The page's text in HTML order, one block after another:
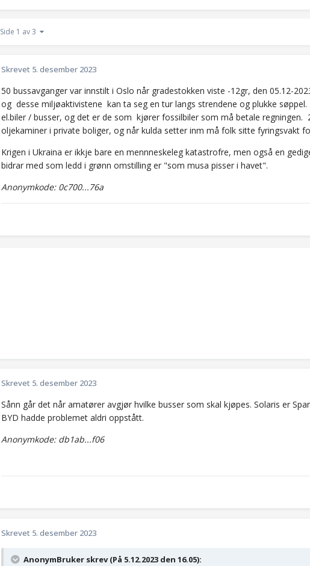
Side 1 av 3
Skrevet 5. desember 2023
50 bussavganger var innstilt i Oslo når gradestokken viste -12gr, den 05.12-
og desse miljøaktivistene kan ta seg en tur langs strendene og plukke
el.biler / busser, og det er de som kjører fossilbiler som må betale
oljekaminer i private boliger, og når kulda setter inm må folk sitte fyringsvakt
Krigen i Ukraina er ikkje bare en mennneskeleg katastrofre, men også en
bidrar med som ledd i grønn omstilling er "som musa pisser i havet".
Anonymkode: 0c700...76a
Skrevet 5. desember 2023
Sånn går det når amatører avgjør hvilke busser som skal kjøpes. Solaris er
BYD hadde problemet aldri oppstått.
Anonymkode: db1ab...f06
Skrevet 5. desember 2023
AnonymBruker skrev (På 5.12.2023 den 16.05):